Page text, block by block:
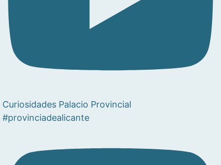
Curiosidades Palacio Provincial
#provinciadealicante